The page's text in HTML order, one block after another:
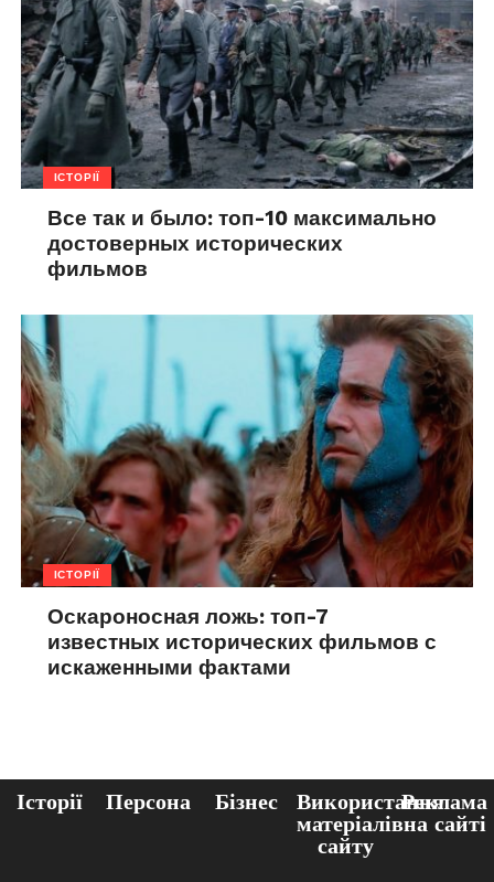
ІСТОРІЇ
Все так и было: топ-10 максимально
достоверных исторических
фильмов
ІСТОРІЇ
Оскароносная ложь: топ-7
известных исторических фильмов с
искаженными фактами
Історії Персона Бізнес
Використання
матеріалів
сайту
Реклама
на сайті